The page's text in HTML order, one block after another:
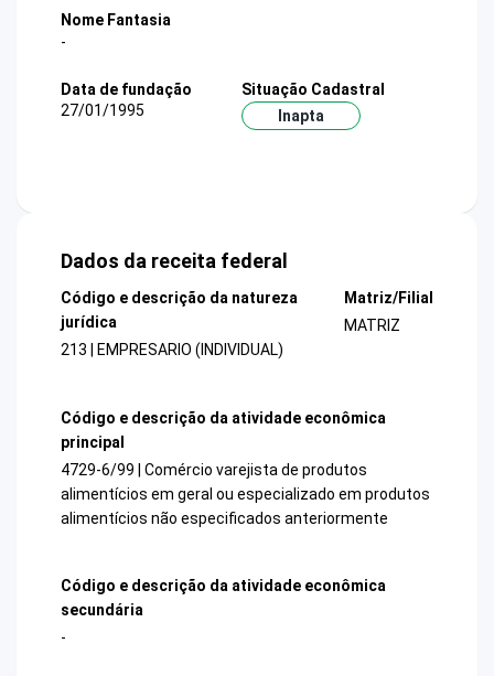
Nome Fantasia
-
Data de fundação
27/01/1995
Situação Cadastral
Inapta
Dados da receita federal
Código e descrição da natureza
jurídica
213 | EMPRESARIO (INDIVIDUAL)
Matriz/Filial
MATRIZ
Código e descrição da atividade econômica
principal
4729-6/99 | Comércio varejista de produtos
alimentícios em geral ou especializado em produtos
alimentícios não especificados anteriormente
Código e descrição da atividade econômica
secundária
-